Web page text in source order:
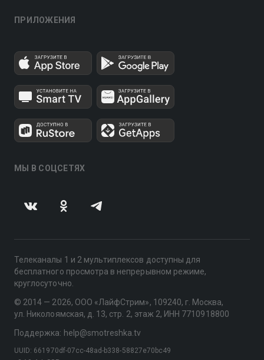
ПРИЛОЖЕНИЯ
МЫ В СОЦСЕТЯХ
Телеканалы 1 и 2 мультиплексов доступны для
бесплатного просмотра в непрерывном режиме,
круглосуточно.
© 2014 — 2026, ООО «ЛайфСтрим», 109240, г. Москва,
ул. Николоямская, д. 13, стр. 2, этаж 2, ИНН 7710918800
Поддержка: help@smotreshka.tv
UUID: 661970df-07cc-48ad-b338-58827e70bc49